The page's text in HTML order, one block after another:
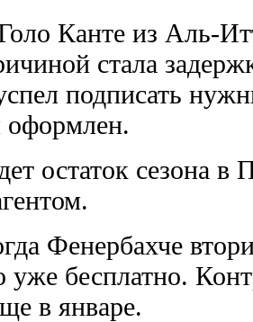
Канте из Аль-
стала
подписать
оформлен.
остаток сезона
Фенербахче
уже бесплатно.
в январе.